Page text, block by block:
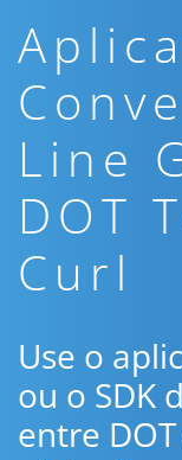
Line
DOT
Curl
Use o
ou o SDK
entre